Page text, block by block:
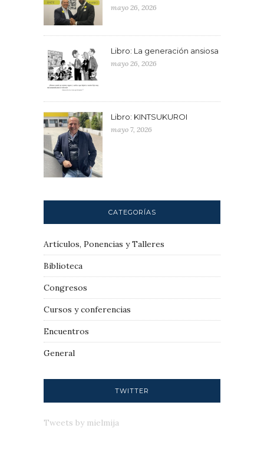
mayo 26, 2026
Libro: La generación ansiosa
mayo 26, 2026
Libro: KINTSUKUROI
mayo 7, 2026
CATEGORÍAS
Artículos, Ponencias y Talleres
Biblioteca
Congresos
Cursos y conferencias
Encuentros
General
TWITTER
Tweets by mielmija